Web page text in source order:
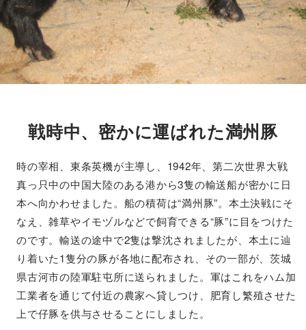
戦時中、密かに運ばれた満州豚
時の宰相、東条英機が主導し、1942年、第二次世界大戦
真っ只中の中国大陸のある港から3隻の輸送船が密かに日
本へ向かわせました。船の積荷は“満州豚”。本土決戦にそ
なえ、雑草やイモヅルなどで飼育できる“豚”に目をつけた
のです。輸送の途中で2隻は撃沈されましたが、本土に辿
り着いた1隻分の豚が各地に配布され、その一部が、茨城
県古河市の陸軍駐屯所に送られました。軍はこれをハム加
工業者を通じて付近の農家へ貸しつけ、肥育し繁殖させた
上で仔豚を供与させることにしました。